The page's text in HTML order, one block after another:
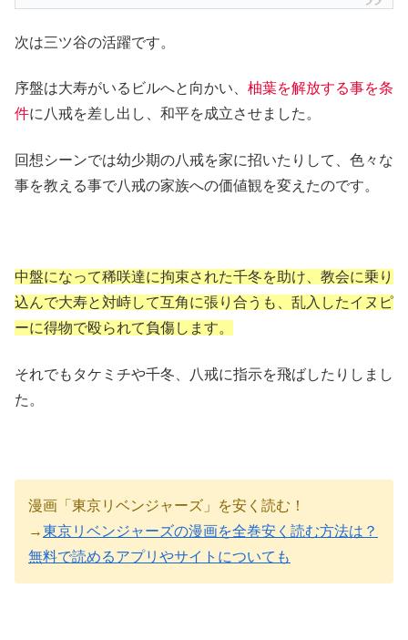
次は三ツ谷の活躍です。
序盤は大寿がいるビルへと向かい、 柚葉を解放する事を条
件に八戒を差し出し、和平を成立させました。
回想シーンでは幼少期の八戒を家に招いたりして、色々な
事を教える事で八戒の家族への価値観を変えたのです。
中盤になって稀咲達に拘束された千冬を助け、教会に乗り
込んで大寿と対峙して互角に張り合うも、乱入したイヌピ
ーに得物で殴られて負傷します。
それでもタケミチや千冬、八戒に指示を飛ばしたりしまし
た。
漫画「東京リベンジャーズ」を安く読む！
→東京リベンジャーズの漫画を全巻安く読む方法は？
無料で読めるアプリやサイトについても